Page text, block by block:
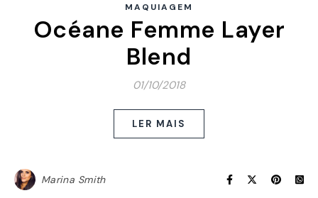
MAQUIAGEM
Océane Femme Layer
Blend
01/10/2018
LER MAIS
Marina Smith